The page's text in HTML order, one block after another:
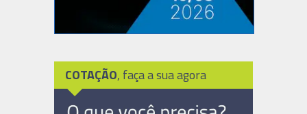
COTAÇÃO, faça a sua agora